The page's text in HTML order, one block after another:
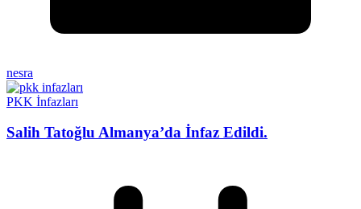
nesra
PKK İnfazları
Salih Tatoğlu Almanya’da İnfaz Edildi.